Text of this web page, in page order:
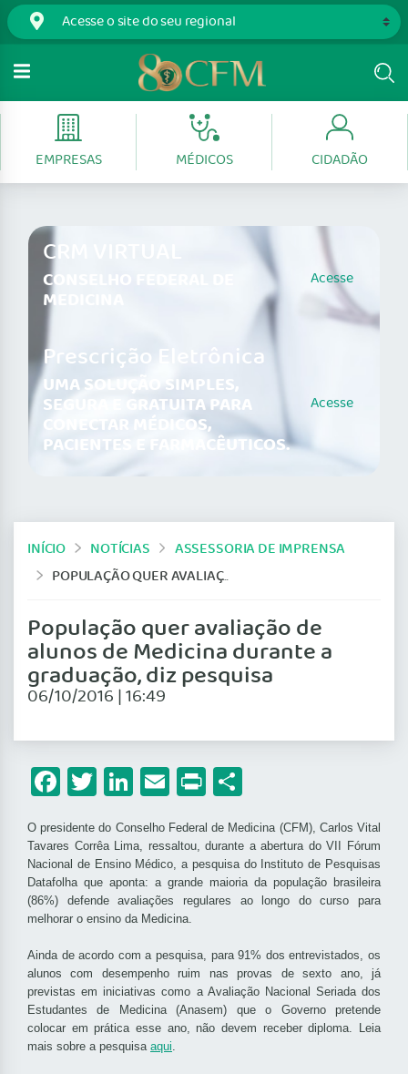
EMPRESAS MÉDICOS CIDADÃO
CRM VIRTUAL
CONSELHO FEDERAL DE
MEDICINA
Acesse
Prescrição Eletrônica
UMA SOLUÇÃO SIMPLES,
SEGURA E GRATUITA PARA
CONECTAR MÉDICOS,
PACIENTES E FARMACÊUTICOS.
Acesse
INÍCIO NOTÍCIAS
ASSESSORIA DE IMPRENSA
POPULAÇÃO QUER AVALIAÇÃO DE ALUNOS DE MEDICINA DURANTE A GRADUAÇÃO, DIZ PESQUISA
População quer avaliação de
alunos de Medicina durante a
graduação, diz pesquisa
06/10/2016 | 16:49
Facebook
Twitter
LinkedIn
Email
Print
O presidente do Conselho Federal de Medicina (CFM), Carlos Vital
Tavares Corrêa Lima, ressaltou, durante a abertura do VII Fórum
Nacional de Ensino Médico, a pesquisa do Instituto de Pesquisas
Datafolha que aponta: a grande maioria da população brasileira
(86%) defende avaliações regulares ao longo do curso para
melhorar o ensino da Medicina.
Ainda de acordo com a pesquisa, para 91% dos entrevistados, os
alunos com desempenho ruim nas provas de sexto ano, já
previstas em iniciativas como a Avaliação Nacional Seriada dos
Estudantes de Medicina (Anasem) que o Governo pretende
colocar em prática esse ano, não devem receber diploma. Leia
mais sobre a pesquisa aqui.